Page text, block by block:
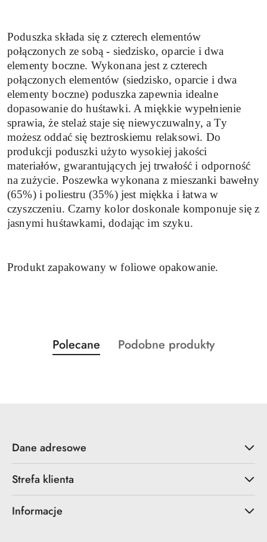
Poduszka składa się z czterech elementów
połączonych ze sobą - siedzisko, oparcie i dwa
elementy boczne. Wykonana jest z czterech
połączonych elementów (siedzisko, oparcie i dwa
elementy boczne) poduszka zapewnia idealne
dopasowanie do huśtawki. A miękkie wypełnienie
sprawia, że stelaż staje się niewyczuwalny, a Ty
możesz oddać się beztroskiemu relaksowi. Do
produkcji poduszki użyto wysokiej jakości
materiałów, gwarantujących jej trwałość i odporność
na zużycie. Poszewka wykonana z mieszanki bawełny
(65%) i poliestru (35%) jest miękka i łatwa w
czyszczeniu. Czarny kolor doskonale komponuje się z
jasnymi huśtawkami, dodając im szyku.
Produkt zapakowany w foliowe opakowanie.
Pomiń karuzelę produktów
Produkty
o
Polecane
Produkty
Podobne produkty
Dane adresowe
Strefa klienta
Informacje